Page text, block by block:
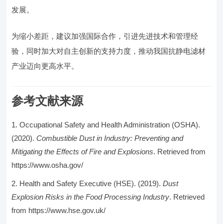
发展。
为缩小差距，建议加强国际合作，引进先进技术和管理经
验，同时加大对自主创新的支持力度，推动我国抗静电滤材
产业迈向更高水平。
参考文献来源
Occupational Safety and Health Administration (OSHA).
(2020).Combustible Dust in Industry: Preventing and
Mitigating the Effects of Fire and Explosions. Retrieved from
https://www.osha.gov/
Health and Safety Executive (HSE). (2019).Dust
Explosion Risks in the Food Processing Industry. Retrieved
from https://www.hse.gov.uk/